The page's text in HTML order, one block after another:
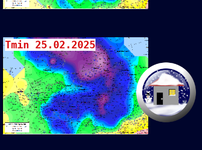
Tmin 25.02.2025